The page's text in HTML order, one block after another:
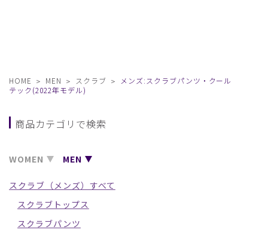
HOME MEN スクラブ
メンズ:スクラブパンツ・クール
テック(2022年モデル)
商品カテゴリで検索
WOMEN MEN
スクラブ（メンズ）すべて
スクラブトップス
スクラブパンツ